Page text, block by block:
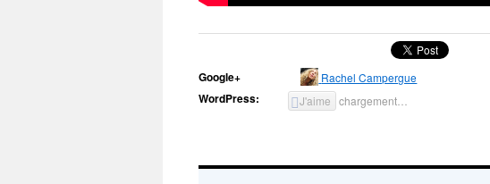
Google+ Rachel Campergue
WordPress: J'aime chargement…